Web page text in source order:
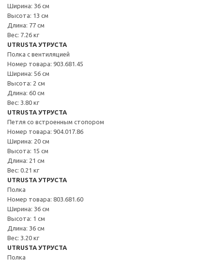
Ширина: 36 см
Высота: 13 см
Длина: 77 см
Вес: 7.26 кг
UTRUSTA УТРУСТА
Полка с вентиляцией
Номер товара: 903.681.45
Ширина: 56 см
Высота: 2 см
Длина: 60 см
Вес: 3.80 кг
UTRUSTA УТРУСТА
Петля со встроенным стопором
Номер товара: 904.017.86
Ширина: 20 см
Высота: 15 см
Длина: 21 см
Вес: 0.21 кг
UTRUSTA УТРУСТА
Полка
Номер товара: 803.681.60
Ширина: 36 см
Высота: 1 см
Длина: 36 см
Вес: 3.20 кг
UTRUSTA УТРУСТА
Полка